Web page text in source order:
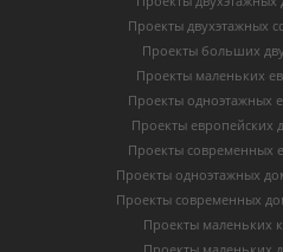
Проекты двухэтажных
Проекты больших
Проекты маленьких
Проекты одноэтажных
Проекты европейских
Проекты современных
Проекты одноэтажных
Проекты современных
Проекты маленьких